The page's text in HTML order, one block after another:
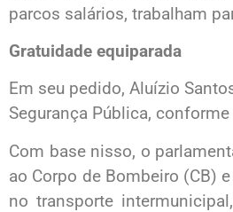
parcos salários, trabalham
Gratuidade equiparada
Em seu pedido, Aluízio
Segurança Pública,
Com base nisso, o
ao Corpo de Bombeiro (CB)
no transporte